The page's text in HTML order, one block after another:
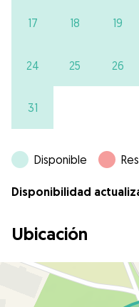
17 18 19
24 25 26
31
Disponible
Disponibilidad
Ubicación